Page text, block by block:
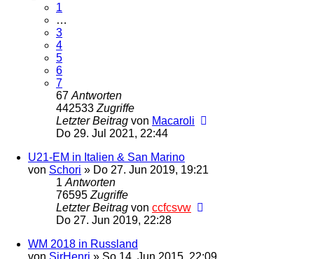
1
…
3
4
5
6
7
67 Antworten
442533 Zugriffe
Letzter Beitrag von Macaroli
Do 29. Jul 2021, 22:44
U21-EM in Italien & San Marino
von Schori » Do 27. Jun 2019, 19:21
1 Antworten
76595 Zugriffe
Letzter Beitrag von ccfcsvw
Do 27. Jun 2019, 22:28
WM 2018 in Russland
von SirHenri » So 14. Jun 2015, 22:09